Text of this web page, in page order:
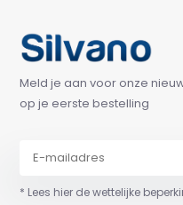
Meld je aan voor onze
op je eerste bestelling
* Lees hier de wettelijke